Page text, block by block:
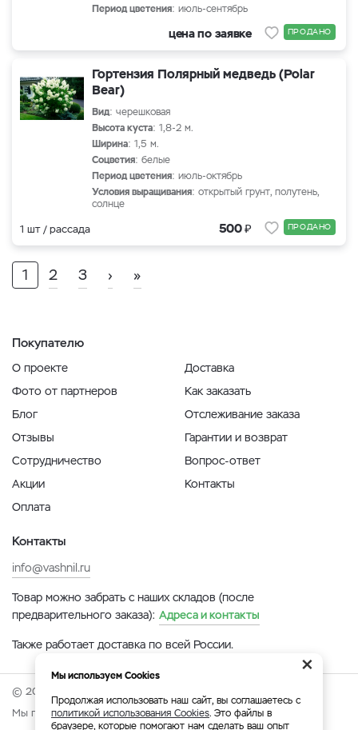
Период цветения: июль-сентябрь
цена по заявке ПРОДАНО
Гортензия Полярный медведь (Polar
Bear)
Вид: черешковая
Высота куста: 1,8-2 м.
Ширина: 1,5 м.
Соцветия: белые
Период цветения: июль-октябрь
Условия выращивания: открытый грунт, полутень,
солнце
1 шт / рассада 500₽ ПРОДАНО
1 2 3 › »
Покупателю
О проекте
Фото от партнеров
Блог
Отзывы
Сотрудничество
Акции
Оплата
Доставка
Как заказать
Отслеживание заказа
Гарантии и возврат
Вопрос-ответ
Контакты
Контакты
info@vashnil.ru
Товар можно забрать с наших складов (после
предварительного заказа): Адреса и контакты
Также работает доставка по всей России.
© 2026 Онлайн-ярмарка ВАСХНиЛ.
Мы принимаем:
×
Мы используем Cookies
Продолжая использовать наш сайт, вы соглашаетесь с
политикой использования Cookies. Это файлы в
браузере, которые помогают нам сделать ваш опыт